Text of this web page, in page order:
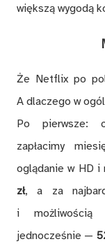
większą wygodą
Że Netflix po
A dlaczego w
Po pierwsze:
zapłacimy
oglądanie w HD i
zł, a za
i możliwością
jednocześnie —